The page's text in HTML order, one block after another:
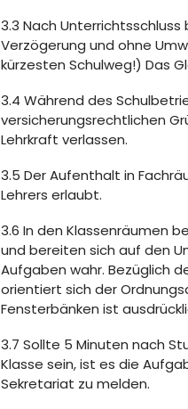
3.3 Nach
Verzögerung und ohne
kürzesten Schulweg!) Das
3.4 Während des
versicherungsrechtlichen
Lehrkraft verlassen.
3.5 Der Aufenthalt in
Lehrers erlaubt.
3.6 In den Klassenräumen
und bereiten sich auf den
Aufgaben wahr. Bezüglich
orientiert sich der
Fensterbänken ist
3.7 Sollte 5 Minuten nach
Klasse sein, ist es die
Sekretariat zu melden.